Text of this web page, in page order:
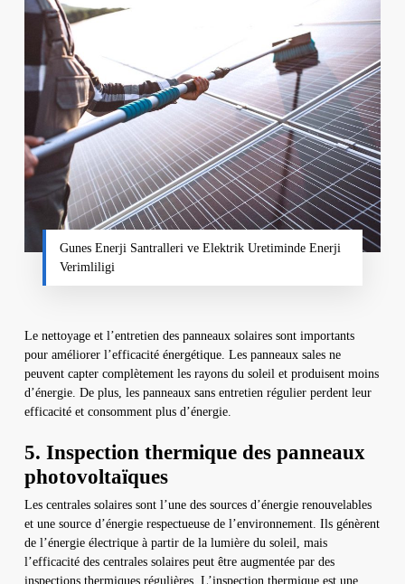
Gunes Enerji Santralleri ve Elektrik Uretiminde Enerji
Verimliligi
Le nettoyage et l’entretien des panneaux solaires sont importants
pour améliorer l’efficacité énergétique. Les panneaux sales ne
peuvent capter complètement les rayons du soleil et produisent moins
d’énergie. De plus, les panneaux sans entretien régulier perdent leur
efficacité et consomment plus d’énergie.
5. Inspection thermique des panneaux
photovoltaïques
Les centrales solaires sont l’une des sources d’énergie renouvelables
et une source d’énergie respectueuse de l’environnement. Ils génèrent
de l’énergie électrique à partir de la lumière du soleil, mais
l’efficacité des centrales solaires peut être augmentée par des
inspections thermiques régulières. L’inspection thermique est une